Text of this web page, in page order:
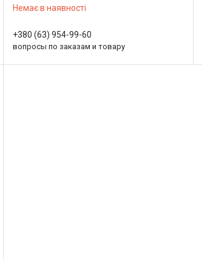
Немає в наявності
+380 (63) 954-99-60
вопросы по заказам и товару